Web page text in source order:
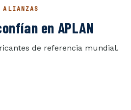
ALIANZAS
en APLAN
de referencia mundial.